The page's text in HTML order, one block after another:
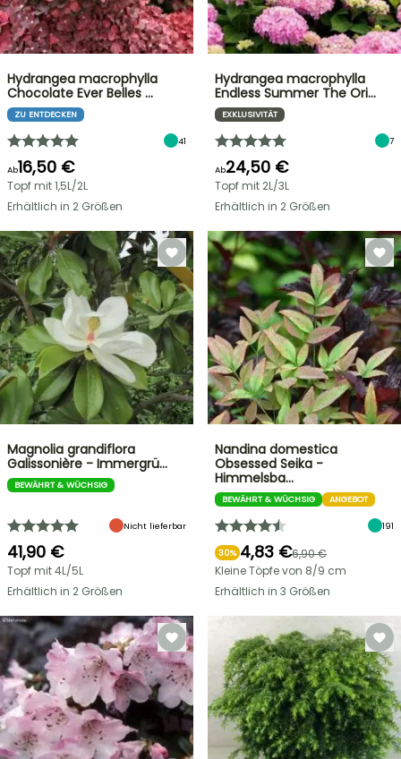
Hydrangea macrophylla
Chocolate Ever Belles …
ZU ENTDECKEN
41
Ab16,50 €
Topf mit 1,5L/2L
Erhältlich in 2 Größen
Hydrangea macrophylla
Endless Summer The Ori…
EXKLUSIVITÄT
7
Ab24,50 €
Topf mit 2L/3L
Erhältlich in 2 Größen
Magnolia grandiflora
Galissonière - Immergrü…
BEWÄHRT & WÜCHSIG
Nicht lieferbar
41,90 €
Topf mit 4L/5L
Erhältlich in 2 Größen
Nandina domestica
Obsessed Seika -
Himmelsba…
BEWÄHRT & WÜCHSIG ANGEBOT
191
30% 4,83 €6,90 €
Kleine Töpfe von 8/9 cm
Erhältlich in 3 Größen